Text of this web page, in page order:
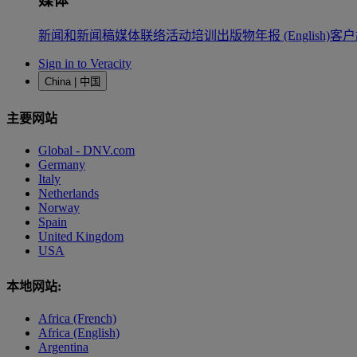
新闻和新闻稿媒体联络活动培训 出版物年报 (English)客
Sign in to Veracity
China | 中国
主要网站
Global - DNV.com
Germany
Italy
Netherlands
Norway
Spain
United Kingdom
USA
本地网站:
Africa (French)
Africa (English)
Argentina